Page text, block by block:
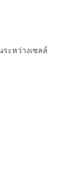
ะหว่างเซลล์